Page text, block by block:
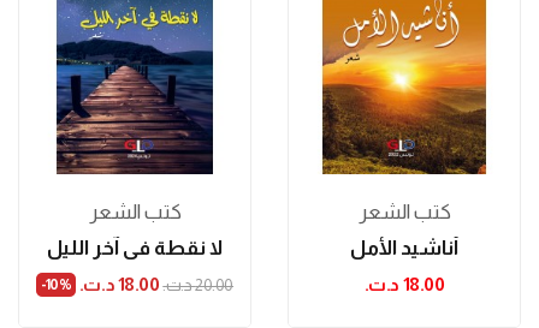
كتب الشعر
لا نقطة في آخر الليل
20.00 د.ت.‏ 18.00 د.ت.‏ ‎-10%
كتب الشعر
أناشيد الأمل
18.00 د.ت.‏